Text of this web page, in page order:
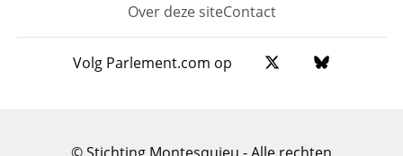
Footer
Over deze siteContact
Volg Parlement.com op